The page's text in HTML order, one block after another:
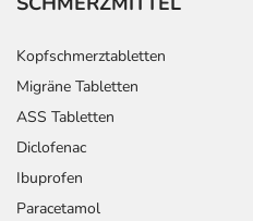
Kopfschmerztabletten
Migräne Tabletten
ASS Tabletten
Diclofenac
Ibuprofen
Paracetamol